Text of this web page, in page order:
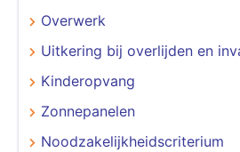
Overwerk
Uitkering bij overlijden en
Kinderopvang
Zonnepanelen
Noodzakelijkheidscriterium